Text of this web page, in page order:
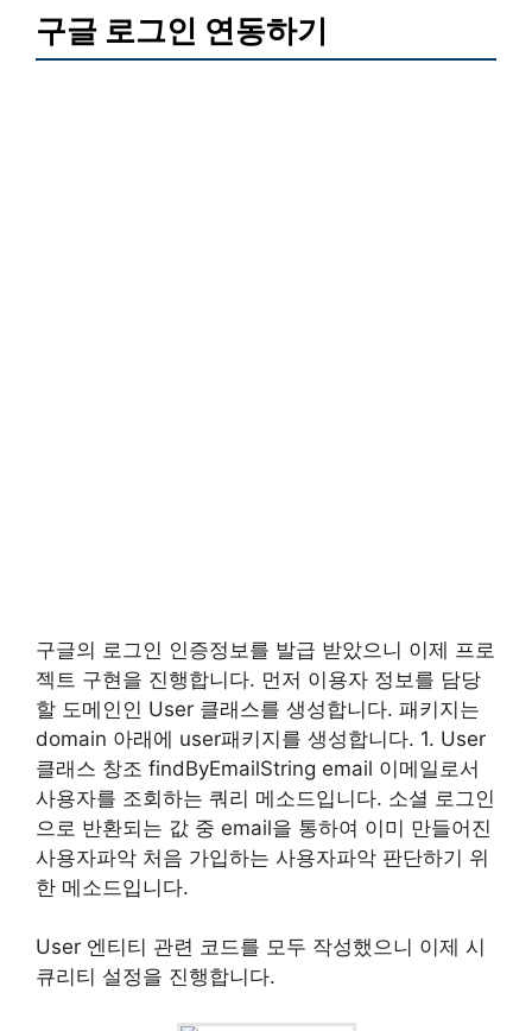
구글 로그인 연동하기
구글의 로그인 인증정보를 발급 받았으니 이제 프로
젝트 구현을 진행합니다. 먼저 이용자 정보를 담당
할 도메인인 User 클래스를 생성합니다. 패키지는
domain 아래에 user패키지를 생성합니다. 1. User
클래스 창조 findByEmailString email 이메일로서
사용자를 조회하는 쿼리 메소드입니다. 소셜 로그인
으로 반환되는 값 중 email을 통하여 이미 만들어진
사용자파악 처음 가입하는 사용자파악 판단하기 위
한 메소드입니다.
User 엔티티 관련 코드를 모두 작성했으니 이제 시
큐리티 설정을 진행합니다.